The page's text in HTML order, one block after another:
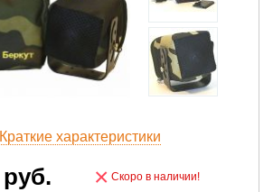
Краткие характеристики
руб. × Скоро в наличии!